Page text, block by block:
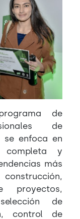
de
de
se enfoca en
completa y
más
proyectos,
de
control de